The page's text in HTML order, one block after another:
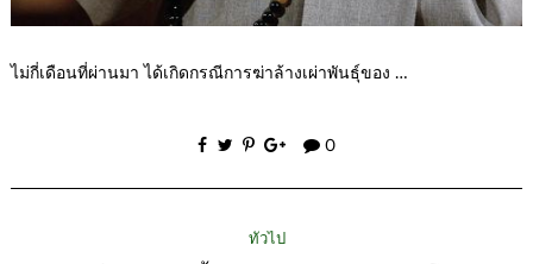
ไม่กี่เดือนที่ผ่านมา ได้เกิดกรณีการฆ่าล้างเผ่าพันธุ์ของ …
0
ทั่วไป